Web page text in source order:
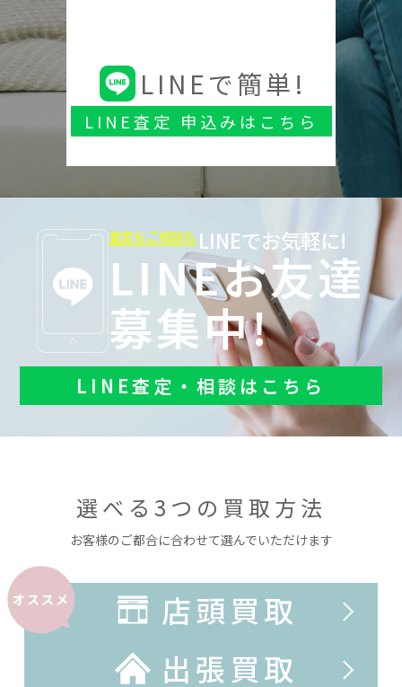
LINEで簡単!
LINE査定 申込みはこちら
査定もご相談も LINEでお気軽に!
LINEお友達
募集中!
LINE査定・相談はこちら
選べる3つの買取方法
お客様のご都合に合わせて選んでいただけます
オススメ
店頭買取
出張買取